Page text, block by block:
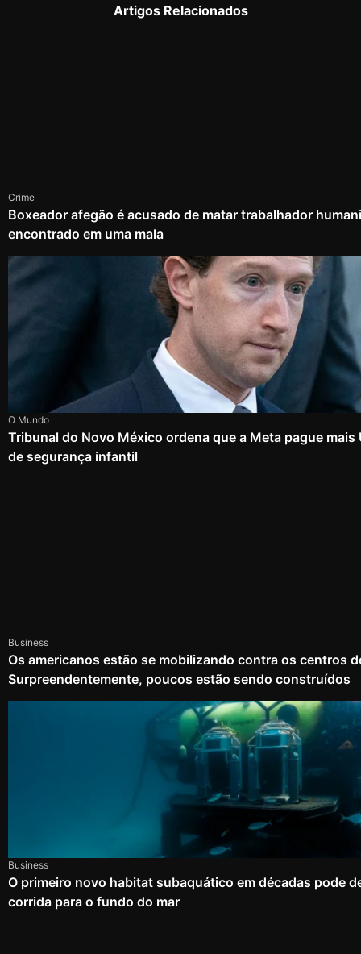
Artigos Relacionados
Crime
Boxeador afegão é acusado de matar trabalhador
encontrado em uma mala
O Mundo
Tribunal do Novo México ordena que a Meta pague mais
de segurança infantil
Business
Os americanos estão se mobilizando contra os centros
Surpreendentemente, poucos estão sendo construídos
Business
O primeiro novo habitat subaquático em décadas pode
corrida para o fundo do mar